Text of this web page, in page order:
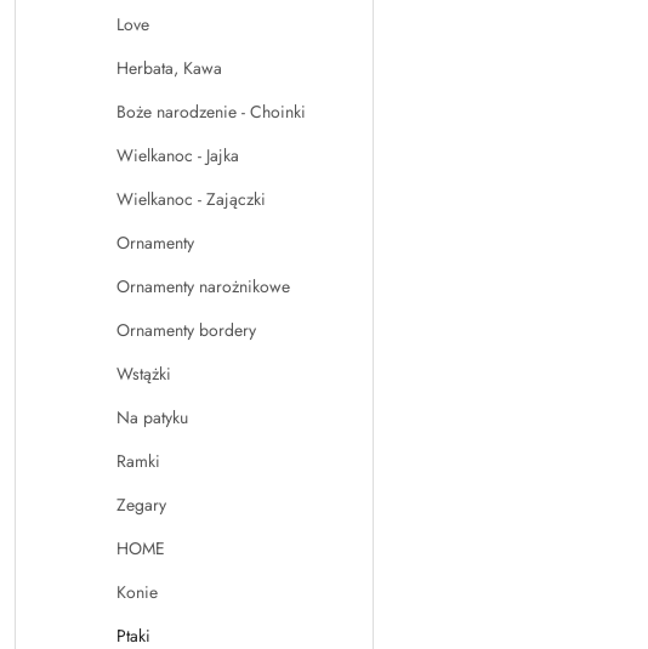
Love
Herbata, Kawa
Boże narodzenie - Choinki
Wielkanoc - Jajka
Wielkanoc - Zajączki
Ornamenty
Ornamenty narożnikowe
Ornamenty bordery
Wstążki
Na patyku
Ramki
Zegary
HOME
Konie
Ptaki